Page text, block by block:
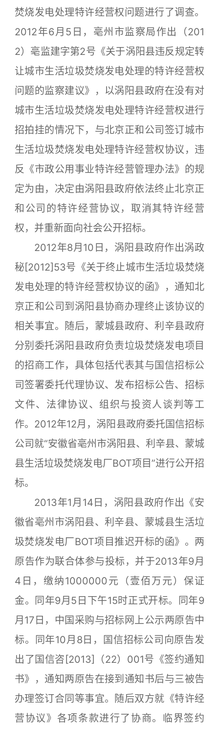
焚烧发电处理特许经营权问题进行了调查。
2012年6月5日，亳州市监察局作出（201
2）亳监建字第2号《关于涡阳县违反规定转
让城市生活垃圾焚烧发电处理的特许经营权
问题的监察建议》，以涡阳县政府在没有对
城市生活垃圾焚烧发电处理特许经营权进行
招拍挂的情况下，与北京正和公司签订城市
生活垃圾焚烧发电处理特许经营权协议，违
反《市政公用事业特许经营管理办法》的规
定为由，决定由涡阳县政府依法终止北京正
和公司的特许经营协议，取消其特许经营
权，并重新面向社会公开招标。
2012年8月10日，涡阳县政府作出涡政
秘[2012]53号《关于终止城市生活垃圾焚烧
发电处理的特许经营权协议的函》，通知北
京正和公司到涡阳县协商办理终止该协议的
相关事宜。随后，蒙城县政府、利辛县政府
分别委托涡阳县政府负责垃圾焚烧发电项目
的招商工作，具体包括代表其与国信招标公
司签署委托代理协议、发布招标公告、招标
文件、法律协议、组织与投资人谈判等工
作。2012年12月，涡阳县政府委托国信招标
公司就“安徽省亳州市涡阳县、利辛县、蒙城
县生活垃圾焚烧发电厂BOT项目”进行公开招
标。
2013年1月14日，涡阳县政府作出《安
徽省亳州市涡阳县、利辛县、蒙城县生活垃
圾焚烧发电厂BOT项目推迟开标的函》。两
原告作为联合体参与投标，并于2013年9月
4日，缴纳1000000元（壹佰万元）保证
金。同年9月5日下午15时正式开标。同年9
月17日，中国采购与招标网上公示两原告中
标。同年10月8日，国信招标公司向原告发
出了国信咨[2013]（22）001号《签约通知
书》，通知两原告在接到通知书后与三被告
办理签订合同等事宜。随后双方就《特许经
营协议》各项条款进行了协商。临界签约